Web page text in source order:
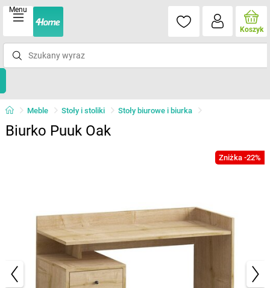
Menu
Koszyk
Meble Stoły i stoliki Stoły biurowe i biurka
Biurko Puuk Oak
Zniżka -22%